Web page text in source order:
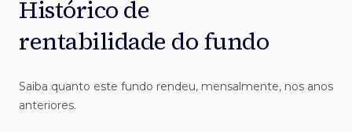
Histórico de
rentabilidade do fundo
Saiba quanto este fundo rendeu, mensalmente, nos anos
anteriores.